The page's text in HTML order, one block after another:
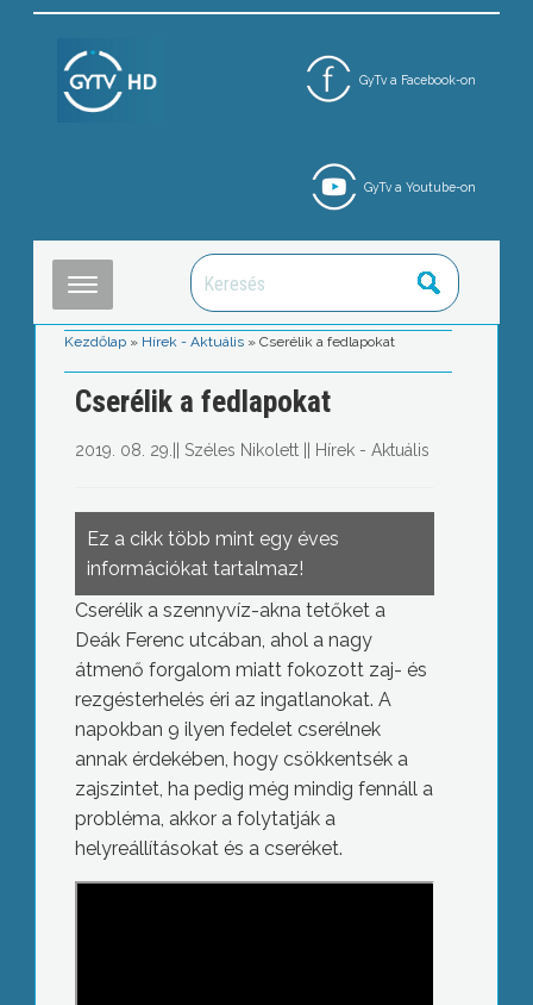
GyTv a Facebook-on
GyTv a Youtube-on
Kezdőlap » Hírek - Aktuális »Cserélik a fedlapokat
Cserélik a fedlapokat
2019. 08. 29. Széles Nikolett|| Hírek - Aktuális
Ez a cikk több mint egy éves
információkat tartalmaz!
Cserélik a szennyvíz-akna tetőket a
Deák Ferenc utcában, ahol a nagy
átmenő forgalom miatt fokozott zaj- és
rezgésterhelés éri az ingatlanokat. A
napokban 9 ilyen fedelet cserélnek
annak érdekében, hogy csökkentsék a
zajszintet, ha pedig még mindig fennáll a
probléma, akkor a folytatják a
helyreállításokat és a cseréket.